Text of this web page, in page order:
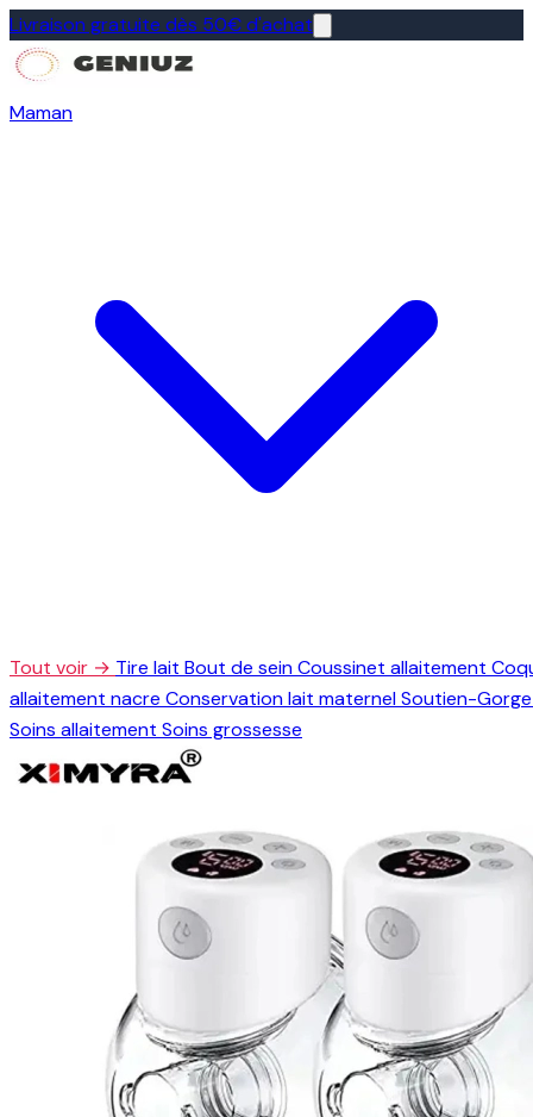
Livraison gratuite dès 50€ d'achat
Maman
Tout voir → Tire lait Bout de seinCoussinet allaitement
allaitement nacre Conservation lait maternelSoutien-
Soins allaitement Soins grossesse